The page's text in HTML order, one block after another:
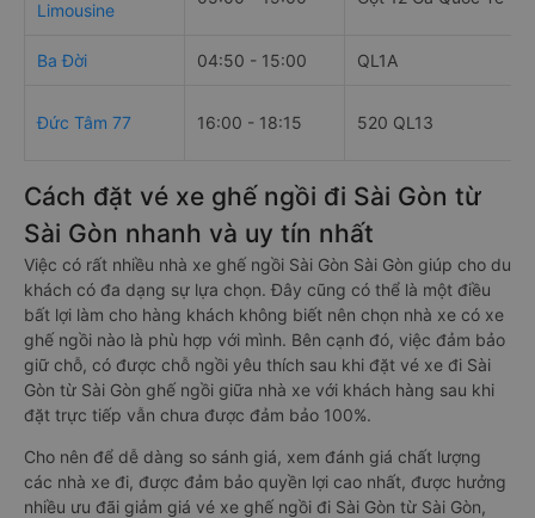
Limousine
Ba Đời 04:50 - 15:00 QL1A
Đức Tâm 77 16:00 - 18:15 520 QL13
Cách đặt vé xe ghế ngồi đi Sài Gòn từ
Sài Gòn nhanh và uy tín nhất
Việc có rất nhiều nhà xe ghế ngồi Sài Gòn Sài Gòn giúp cho du
khách có đa dạng sự lựa chọn. Đây cũng có thể là một điều
bất lợi làm cho hàng khách không biết nên chọn nhà xe có xe
ghế ngồi nào là phù hợp với mình. Bên cạnh đó, việc đảm bảo
giữ chỗ, có được chỗ ngồi yêu thích sau khi đặt vé xe đi Sài
Gòn từ Sài Gòn ghế ngồi giữa nhà xe với khách hàng sau khi
đặt trực tiếp vẫn chưa được đảm bảo 100%.
Cho nên để dễ dàng so sánh giá, xem đánh giá chất lượng
các nhà xe đi, được đảm bảo quyền lợi cao nhất, được hưởng
nhiều ưu đãi giảm giá vé xe ghế ngồi đi Sài Gòn từ Sài Gòn,